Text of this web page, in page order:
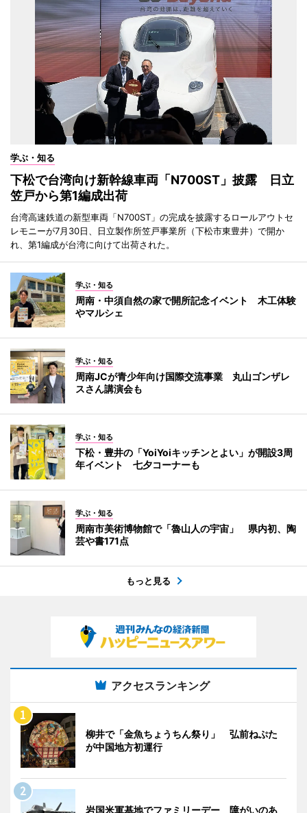
学ぶ・知る
下松で台湾向け新幹線車両「N700ST」披露 日立
笠戸から第1編成出荷
台湾高速鉄道の新型車両「N700ST」の完成を披露するロールアウトセ
レモニーが7月30日、日立製作所笠戸事業所（下松市東豊井）で開か
れ、第1編成が台湾に向けて出荷された。
学ぶ・知る
周南・中須自然の家で開所記念イベント 木工体験
やマルシェ
学ぶ・知る
周南JCが青少年向け国際交流事業 丸山ゴンザレ
スさん講演会も
学ぶ・知る
下松・豊井の「YoiYoiキッチンとよい」が開設3周
年イベント 七夕コーナーも
学ぶ・知る
周南市美術博物館で「魯山人の宇宙」 県内初、陶
芸や書171点
もっと見る
アクセスランキング
柳井で「金魚ちょうちん祭り」 弘前ねぷた
が中国地方初運行
岩国米軍基地でファミリーデー 障がいのあ